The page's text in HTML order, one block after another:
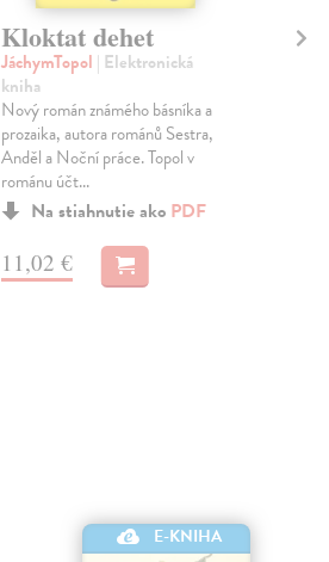
Kloktat dehet
JáchymTopol | Elektronická
kniha
Nový román známého básníka a
prozaika, autora románů Sestra,
Anděl a Noční práce. Topol v
románu účt...
Na stiahnutie ako PDF
11,02 €
E-KNIHA